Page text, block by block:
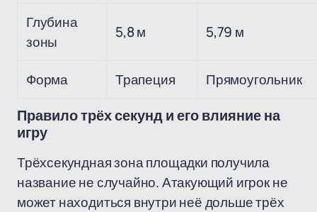
Глубина
зоны
5,8 м 5,79 м
Форма Трапеция Прямоугольник
Правило трёх секунд и его влияние на
игру
Трёхсекундная зона площадки получила
название не случайно. Атакующий игрок не
может находиться внутри неё дольше трёх